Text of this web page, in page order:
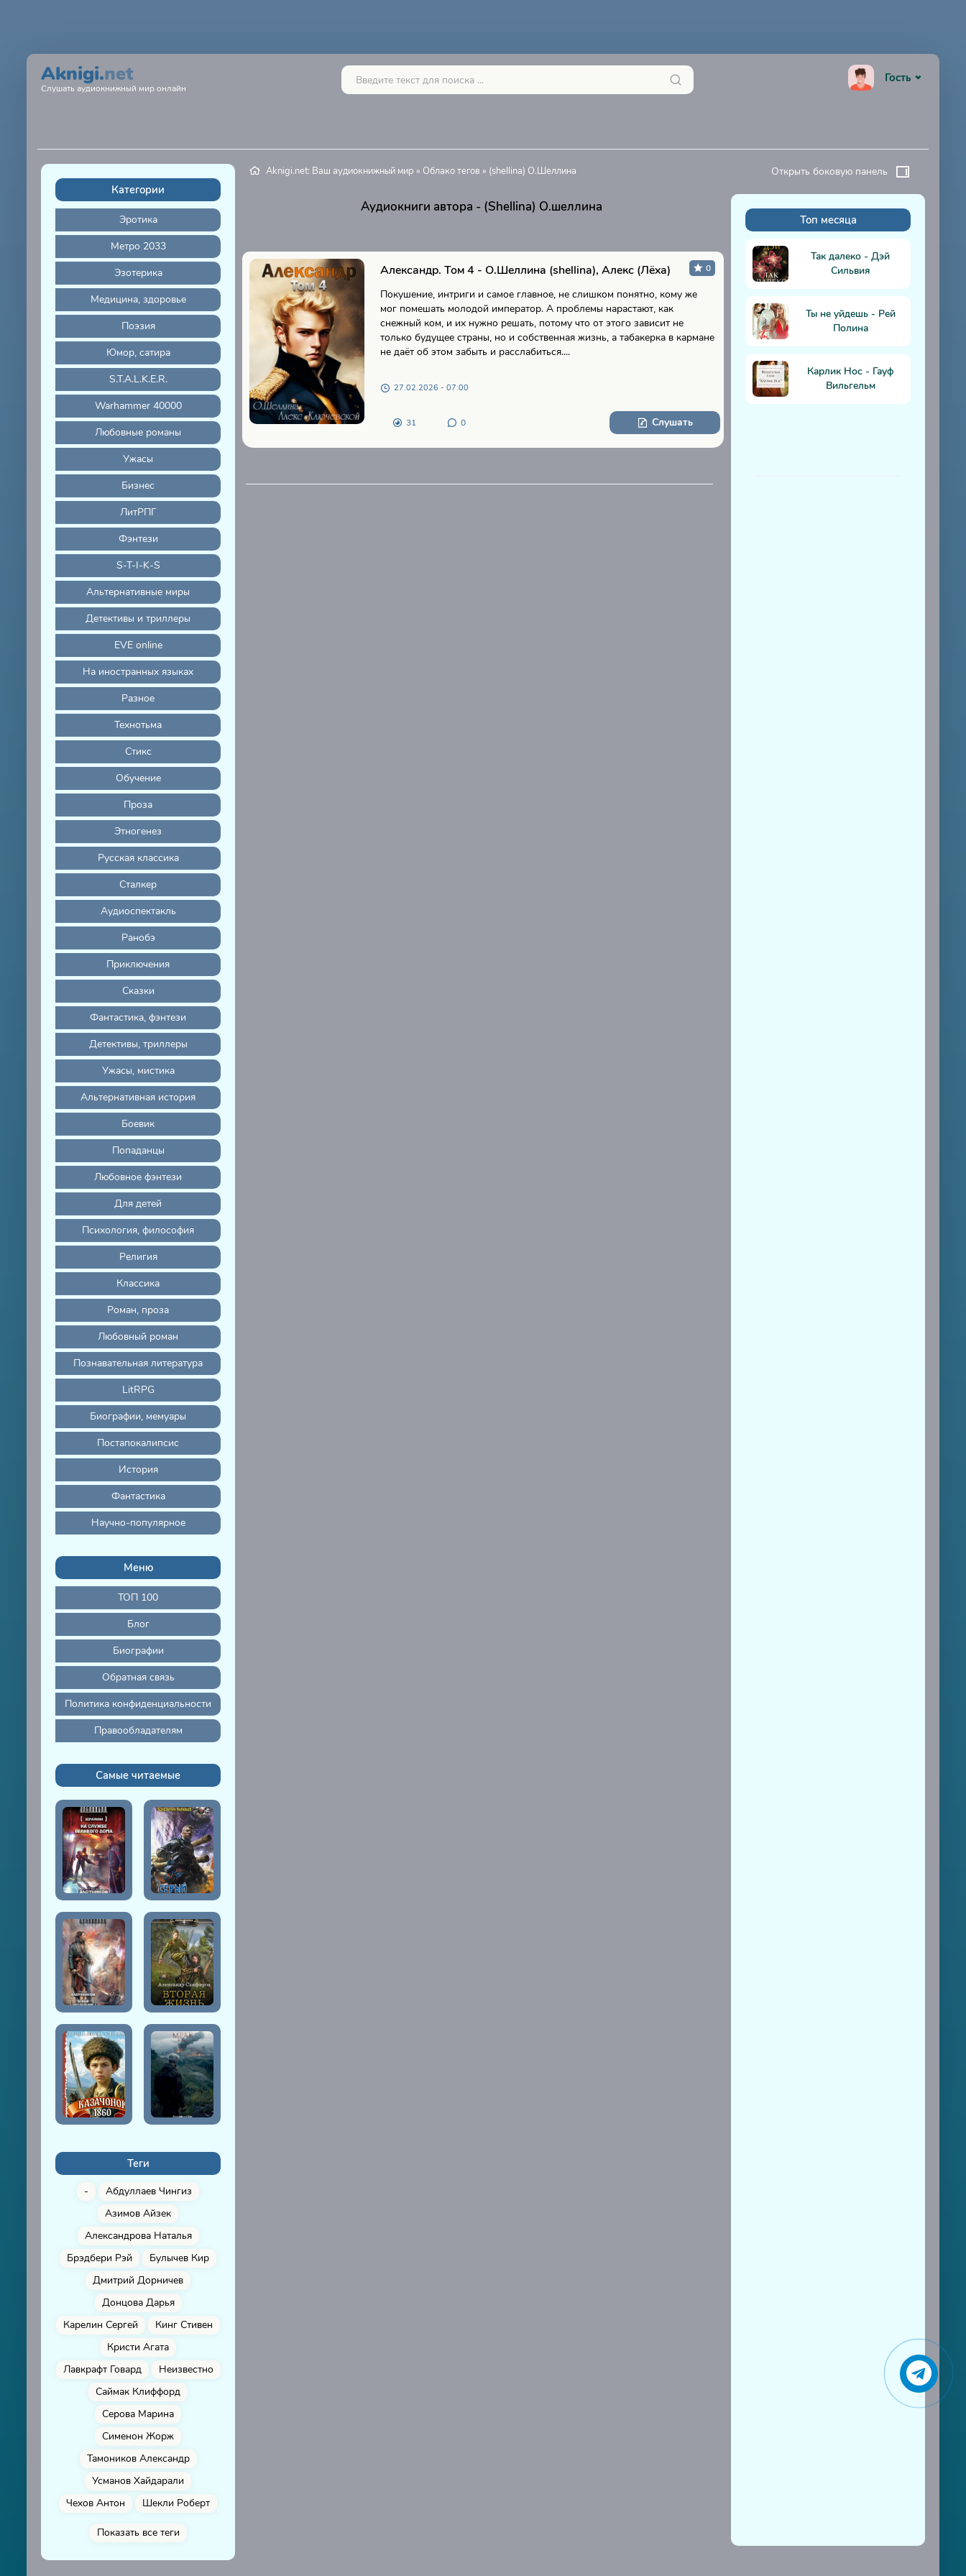
Aknigi.net
Слушать аудиокнижный мир онлайн
Гость
Категории
Эротика
Метро 2033
Эзотерика
Медицина, здоровье
Поэзия
Юмор, сатира
S.T.A.L.K.E.R.
Warhammer 40000
Любовные романы
Ужасы
Бизнес
ЛитРПГ
Фэнтези
S-T-I-K-S
Альтернативные миры
Детективы и триллеры
EVE online
На иностранных языках
Разное
Технотьма
Стикс
Обучение
Проза
Этногенез
Русская классика
Сталкер
Аудиоспектакль
Ранобэ
Приключения
Сказки
Фантастика, фэнтези
Детективы, триллеры
Ужасы, мистика
Альтернативная история
Боевик
Попаданцы
Любовное фэнтези
Для детей
Психология, философия
Религия
Классика
Роман, проза
Любовный роман
Познавательная литература
LitRPG
Биографии, мемуары
Постапокалипсис
История
Фантастика
Научно-популярное
Меню
ТОП 100
Блог
Биографии
Обратная связь
Политика конфиденциальности
Правообладателям
Самые читаемые
Теги
-
Абдуллаев Чингиз
Азимов Айзек
Александрова Наталья
Брэдбери Рэй
Булычев Кир
Дмитрий Дорничев
Донцова Дарья
Карелин Сергей
Кинг Стивен
Кристи Агата
Лавкрафт Говард
Неизвестно
Саймак Клиффорд
Серова Марина
Сименон Жорж
Тамоников Александр
Усманов Хайдарали
Чехов Антон
Шекли Роберт
Показать все теги
Aknigi.net: Ваш аудиокнижный мир » Облако тегов » (shellina) О.Шеллина
Аудиокниги автора - (Shellina) О.шеллина
Александр. Том 4 - О.Шеллина (shellina), Алекс (Лёха) 0
Покушение, интриги и самое главное, не слишком понятно, кому же
мог помешать молодой император. А проблемы нарастают, как
снежный ком, и их нужно решать, потому что от этого зависит не
только будущее страны, но и собственная жизнь, а табакерка в кармане
не даёт об этом забыть и расслабиться....
27.02.2026 - 07:00
31 0 Слушать
Открыть боковую панель
Топ месяца
Так далеко - Дэй
Сильвия
Ты не уйдешь - Рей
Полина
Карлик Нос - Гауф
Вильгельм